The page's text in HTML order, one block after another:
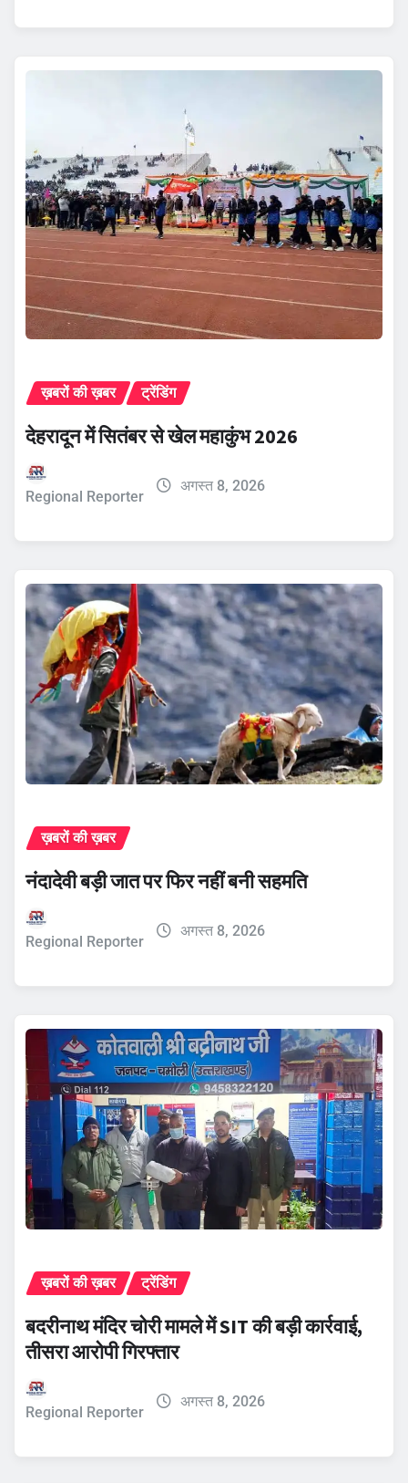
ख़बरों की ख़बर ट्रेंडिंग
देहरादून में सितंबर से खेल महाकुंभ 2026
Regional Reporter
अगस्त 8, 2026
ख़बरों की ख़बर
नंदादेवी बड़ी जात पर फिर नहीं बनी सहमति
Regional Reporter
अगस्त 8, 2026
ख़बरों की ख़बर ट्रेंडिंग
बदरीनाथ मंदिर चोरी मामले में SIT की बड़ी कार्रवाई,
तीसरा आरोपी गिरफ्तार
Regional Reporter
अगस्त 8, 2026